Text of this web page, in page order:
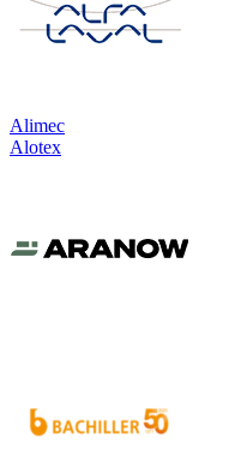
Alimec
Alotex